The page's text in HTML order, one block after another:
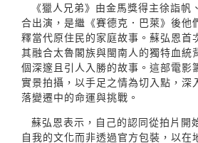
《獵人兄弟》由金馬獎得主徐詣帆
合出演，是繼《賽德克．巴萊》後他
釋當代原住民的家庭故事。蘇弘恩首
其融合太魯閣族與閩南人的獨特血統
個深邃且引人入勝的故事。這部電影
實景拍攝，以手足之情為切入點，深
落變遷中的命運與挑戰。
蘇弘恩表示，自己的認同從拍片開
自我的文化而非透過官方包裝，以在